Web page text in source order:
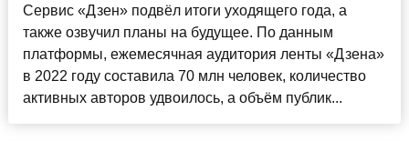
Сервис «Дзен» подвёл итоги уходящего года, а
также озвучил планы на будущее. По данным
платформы, ежемесячная аудитория ленты «Дзена»
в 2022 году составила 70 млн человек, количество
активных авторов удвоилось, а объём публик...